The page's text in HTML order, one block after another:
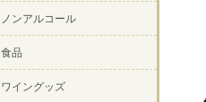
ノンアルコール
食品
ワイングッズ